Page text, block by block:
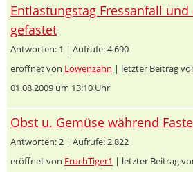
Entlastungstag Fressanfall
gefastet
Antworten: 1 | Aufrufe: 4.690
eröffnet von Löwenzahn | letzter Beitrag
01.08.2009 um 13:10 Uhr
Obst u. Gemüse während
Antworten: 2 | Aufrufe: 2.822
eröffnet von FruchTiger1 | letzter Beitrag